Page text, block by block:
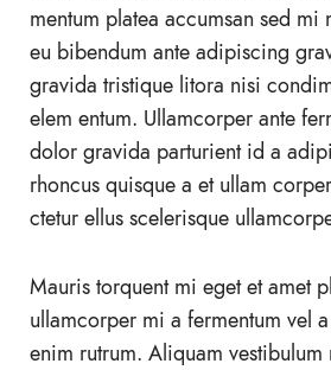
mentum platea accumsan sed mi
eu bibendum ante adipiscing
gravida tristique litora nisi
elem entum. Ullamcorper ante
dolor gravida parturient id a
rhoncus quisque a et ullam
ctetur ellus scelerisque
Mauris torquent mi eget et amet
ullamcorper mi a fermentum vel
enim rutrum. Aliquam vestibulum